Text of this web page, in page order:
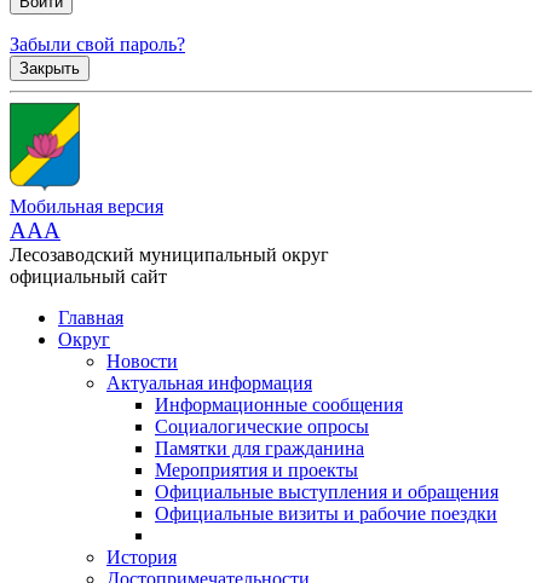
Забыли свой пароль?
Закрыть
Мобильная версия
AAA
Лесозаводский муниципальный округ
официальный сайт
Главная
Округ
Новости
Актуальная информация
Информационные сообщения
Социалогические опросы
Памятки для гражданина
Мероприятия и проекты
Официальные выступления и обращения
Официальные визиты и рабочие поездки
История